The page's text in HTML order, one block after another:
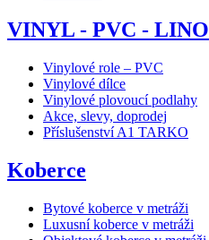
VINYL - PVC - LINO
Vinylové role – PVC
Vinylové dílce
Vinylové plovoucí podlahy
Akce, slevy, doprodej
Příslušenství A1 TARKO
Koberce
Bytové koberce v metráži
Luxusní koberce v metráži